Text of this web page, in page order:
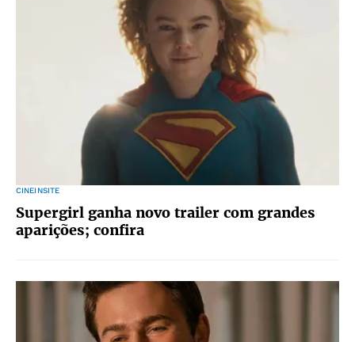
CINEINSITE
Supergirl ganha novo trailer com grandes
aparições; confira